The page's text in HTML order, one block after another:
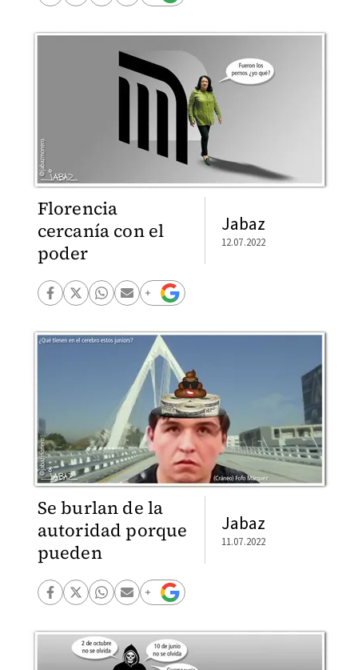
Florencia
cercanía con el
poder
Jabaz
12.07.2022
Se burlan de la
autoridad porque
pueden
Jabaz
11.07.2022